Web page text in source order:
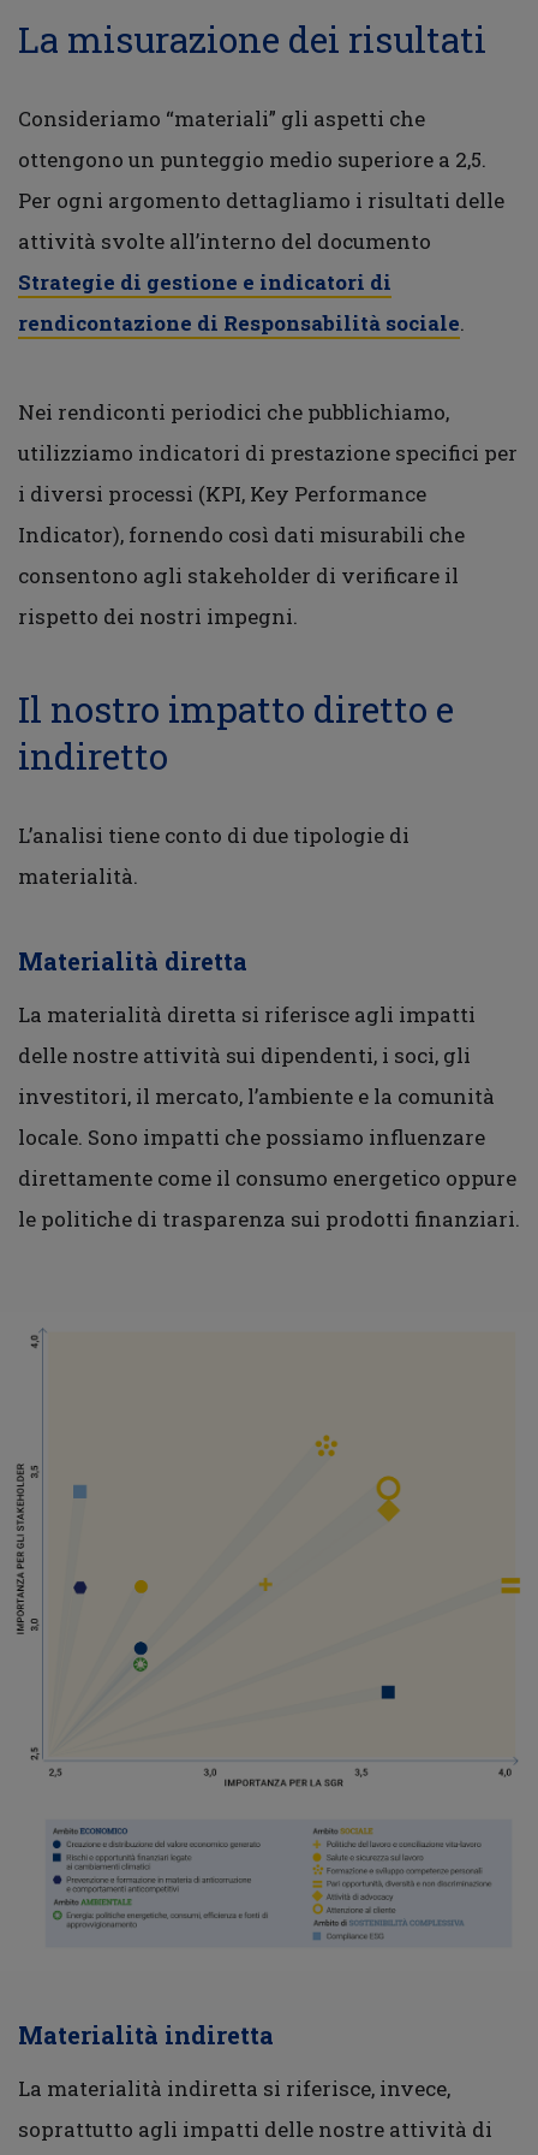
La misurazione dei risultati
Consideriamo “materiali” gli aspetti che
ottengono un punteggio medio superiore a 2,5.
Per ogni argomento dettagliamo i risultati delle
attività svolte all’interno del documento
Strategie di gestione e indicatori di
rendicontazione di Responsabilità sociale.
Nei rendiconti periodici che pubblichiamo,
utilizziamo indicatori di prestazione specifici per
i diversi processi (KPI, Key Performance
Indicator), fornendo così dati misurabili che
consentono agli stakeholder di verificare il
rispetto dei nostri impegni.
Il nostro impatto diretto e
indiretto
L’analisi tiene conto di due tipologie di
materialità.
Materialità diretta
La materialità diretta si riferisce agli impatti
delle nostre attività sui dipendenti, i soci, gli
investitori, il mercato, l’ambiente e la comunità
locale. Sono impatti che possiamo influenzare
direttamente come il consumo energetico oppure
le politiche di trasparenza sui prodotti finanziari.
Materialità indiretta
La materialità indiretta si riferisce, invece,
soprattutto agli impatti delle nostre attività di